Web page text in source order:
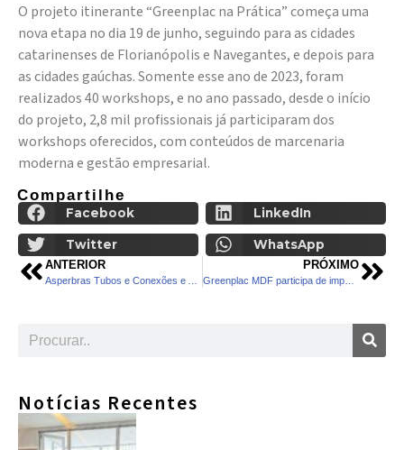
O projeto itinerante “Greenplac na Prática” começa uma
nova etapa no dia 19 de junho, seguindo para as cidades
catarinenses de Florianópolis e Navegantes, e depois para
as cidades gaúchas. Somente esse ano de 2023, foram
realizados 40 workshops, e no ano passado, desde o início
do projeto, 2,8 mil profissionais já participaram dos
workshops oferecidos, com conteúdos de marcenaria
moderna e gestão empresarial.
Compartilhe
Facebook LinkedIn
Twitter WhatsApp
ANTERIOR PRÓXIMO
Greenplac MDF participa de importante jantar beneficente
Notícias Recentes